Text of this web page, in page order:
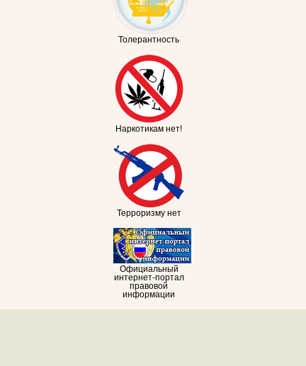
Толерантность
Наркотикам нет!
Терроризму нет
Официальный
интернет-портал
правовой
информации